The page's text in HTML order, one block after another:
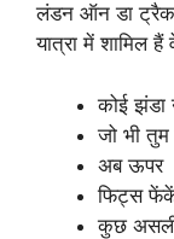
लंडन ऑन डा ट्रैक
यात्रा में शामिल हैं
कोई झंडा
जो भी तुम
अब ऊपर
फिट्स
कुछ